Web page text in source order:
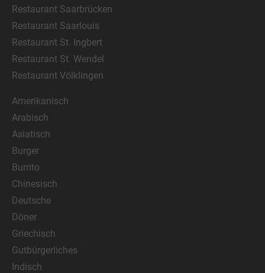
Restaurant Saarbrücken
Restaurant Saarlouis
Restaurant St. Ingbert
Restaurant St. Wendel
Restaurant Völklingen
Amerikanisch
Arabisch
Asiatisch
Burger
Burrito
Chinesisch
Deutsche
Döner
Griechisch
Gutbürgerliches
Indisch